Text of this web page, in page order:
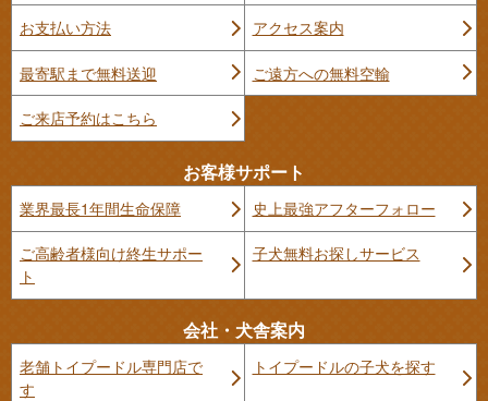
お支払い方法 アクセス案内
最寄駅まで無料送迎 ご遠方への無料空輸
ご来店予約はこちら
お客様サポート
業界最長1年間生命保障 史上最強アフターフォロー
ご高齢者様向け終生サポー
ト
子犬無料お探しサービス
会社・犬舎案内
老舗トイプードル専門店で
す
トイプードルの子犬を探す